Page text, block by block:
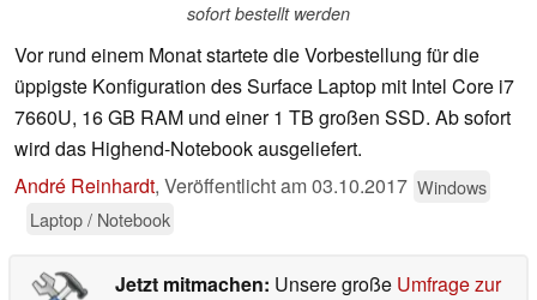
sofort bestellt werden
Vor rund einem Monat startete die Vorbestellung für die
üppigste Konfiguration des Surface Laptop mit Intel Core i7
7660U, 16 GB RAM und einer 1 TB großen SSD. Ab sofort
wird das Highend-Notebook ausgeliefert.
André Reinhardt, Veröffentlicht am03.10.2017 Windows
Laptop / Notebook
Jetzt mitmachen: Unsere große Umfrage zur